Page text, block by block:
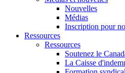
Nouvelles
Médias
Inscription pour
Ressources
Ressources
Soutenez le
La Caisse